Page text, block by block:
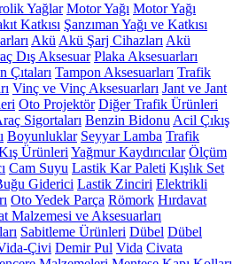
Yağlar Motor Yağı Motor Yağı
Katkısı Şanzıman Yağı ve Katkısı
Akü Akü Şarj Cihazları Akü
Dış Aksesuar Plaka Aksesuarları
Çıtaları Tampon Aksesuarları Trafik
Vinç ve Vinç Aksesuarları Jant ve Jant
Oto Projektör Diğer Trafik Ürünleri
Sigortaları Benzin Bidonu Acil Çıkış
Boyunluklar Seyyar Lamba Trafik
Ürünleri Yağmur Kaydırıcılar Ölçüm
Cam Suyu Lastik Kar Paleti Kışlık Set
Giderici Lastik Zinciri Elektrikli
Oto Yedek Parça Römork Hırdavat
Malzemesi ve Aksesuarları
Sabitleme Ürünleri Dübel Dübel
Çivi Demir Pul Vida Civata